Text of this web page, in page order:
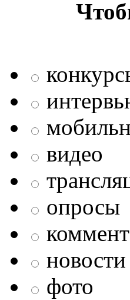
видео
опросы
новости
фото